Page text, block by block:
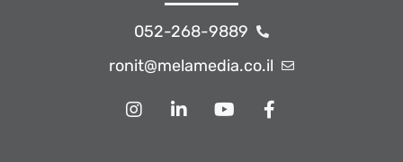
052-268-9889
ronit@melamedia.co.il